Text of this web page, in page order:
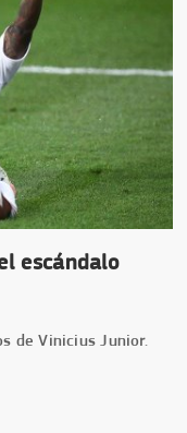
escándalo
de Vinicius Junior.